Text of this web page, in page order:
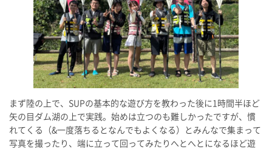
まず陸の上で、SUPの基本的な遊び方を教わった後に1時間半ほど
矢の目ダム湖の上で実践。始めは立つのも難しかったですが、慣
れてくる（&一度落ちるとなんでもよくなる）とみんなで集まって
写真を撮ったり、端に立って回ってみたりへとへとになるほど遊